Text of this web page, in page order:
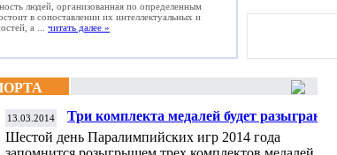
людей, организованная по определенным
в сопоставлении их интеллектуальных и
а ... читать далее »
13.03.2014
Три комплекта медалей будет разыграно в
шестой день Паралимпиады
Шестой день Паралимпийских игр 2014 года